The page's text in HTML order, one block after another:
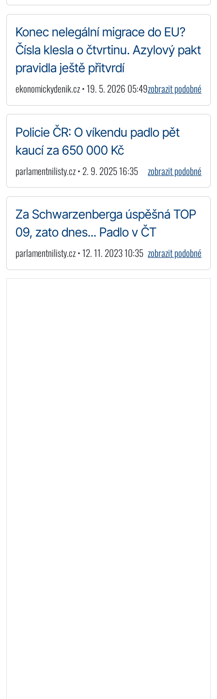
Konec nelegální migrace do EU?
Čísla klesla o čtvrtinu. Azylový pakt
pravidla ještě přitvrdí
ekonomickydenik.cz • 19. 5. 2026 05:49zobrazit podobné
Policie ČR: O víkendu padlo pět
kaucí za 650 000 Kč
parlamentnilisty.cz • 2. 9. 2025 16:35 zobrazit podobné
Za Schwarzenberga úspěšná TOP
09, zato dnes... Padlo v ČT
parlamentnilisty.cz • 12. 11. 2023 10:35 zobrazit podobné